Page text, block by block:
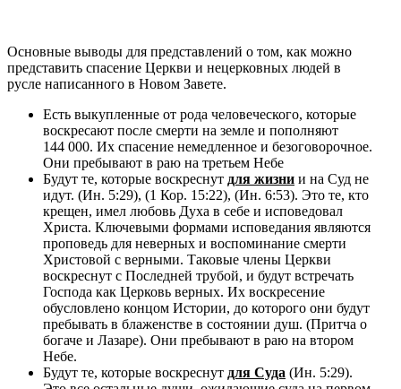
Основные выводы для представлений о том, как можно
представить спасение Церкви и нецерковных людей в
русле написанного в Новом Завете.
Есть выкупленные от рода человеческого, которые
воскресают после смерти на земле и пополняют
144 000. Их спасение немедленное и безоговорочное.
Они пребывают в раю на третьем Небе
Будут те, которые воскреснут для жизни и на Суд не
идут. (Ин. 5:29), (1 Кор. 15:22), (Ин. 6:53). Это те, кто
крещен, имел любовь Духа в себе и исповедовал
Христа. Ключевыми формами исповедания являются
проповедь для неверных и воспоминание смерти
Христовой с верными. Таковые члены Церкви
воскреснут с Последней трубой, и будут встречать
Господа как Церковь верных. Их воскресение
обусловлено концом Истории, до которого они будут
пребывать в блаженстве в состоянии душ. (Притча о
богаче и Лазаре). Они пребывают в раю на втором
Небе.
Будут те, которые воскреснут для Суда (Ин. 5:29).